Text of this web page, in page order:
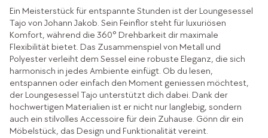
Ein Meisterstück für entspannte Stunden ist der Loungesessel
Tajo von Johann Jakob. Sein Feinflor steht für luxuriösen
Komfort, während die 360° Drehbarkeit dir maximale
Flexibilität bietet. Das Zusammenspiel von Metall und
Polyester verleiht dem Sessel eine robuste Eleganz, die sich
harmonisch in jedes Ambiente einfügt. Ob du lesen,
entspannen oder einfach den Moment geniessen möchtest,
der Loungesessel Tajo unterstützt dich dabei. Dank der
hochwertigen Materialien ist er nicht nur langlebig, sondern
auch ein stilvolles Accessoire für dein Zuhause. Gönn dir ein
Möbelstück, das Design und Funktionalität vereint.